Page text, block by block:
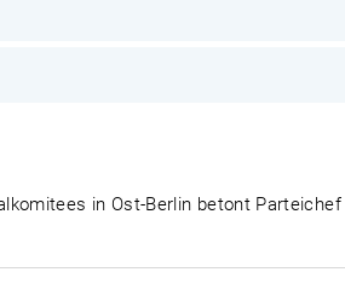
in Ost-Berlin betont